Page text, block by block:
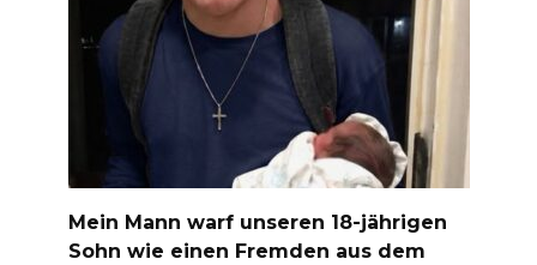
Mein Mann warf unseren 18-jährigen
Sohn wie einen Fremden aus dem